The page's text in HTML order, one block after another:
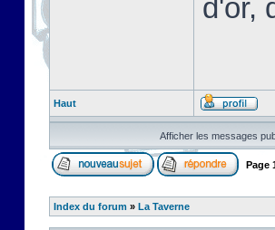
d'or,
Haut
Afficher les messages
Page
Index du forum » La Taverne